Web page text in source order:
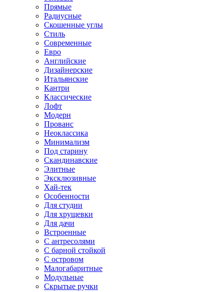
Прямые
Радиусные
Скошенные углы
Стиль
Современные
Евро
Английские
Дизайнерские
Итальянские
Кантри
Классические
Лофт
Модерн
Прованс
Неоклассика
Минимализм
Под старину
Скандинавские
Элитные
Эксклюзивные
Хай-тек
Особенности
Для студии
Для хрущевки
Для дачи
Встроенные
С антресолями
С барной стойкой
С островом
Малогабаритные
Модульные
Скрытые ручки